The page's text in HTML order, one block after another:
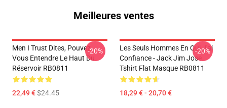
Meilleures ventes
Men I Trust Dites, Pouvez-
Vous Entendre Le Haut Du
Réservoir RB0811
22,49 €$24.45
-20%
Les Seuls Hommes En Qui J'ai
Confiance - Jack Jim Jose
Tshirt Flat Masque RB0811
18,29 € - 20,70 €
-20%